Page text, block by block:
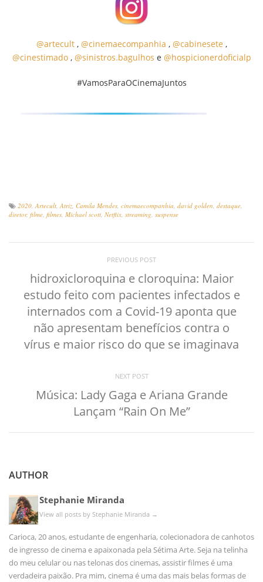
@artecult, @cinemaecompanhia , @cabinesete ,
@cinestimado, @sinistros.bagulhos e @hospicionerdoficialp
#VamosParaOCinemaJuntos
2020 Artecult Atriz Camila Mendes cinemaecompanhia david golden destaque
diretor, filme filmes Michael scott Netflix streaming suspense
PREVIOUS POST
hidroxicloroquina e cloroquina: Maior
estudo feito com pacientes infectados e
internados com a Covid-19 aponta que
não apresentam benefícios contra o
vírus e maior risco do que se imaginava
NEXT POST
Música: Lady Gaga e Ariana Grande
Lançam “Rain On Me”
AUTHOR
Stephanie Miranda
View all posts by Stephanie Miranda →
Carioca, 20 anos, estudante de engenharia, colecionadora de canhotos
de ingresso de cinema e apaixonada pela Sétima Arte. Seja na telinha
do meu celular ou nas telonas dos cinemas, assistir filmes é uma
verdadeira paixão. Pra mim, cinema é uma das mais belas formas de